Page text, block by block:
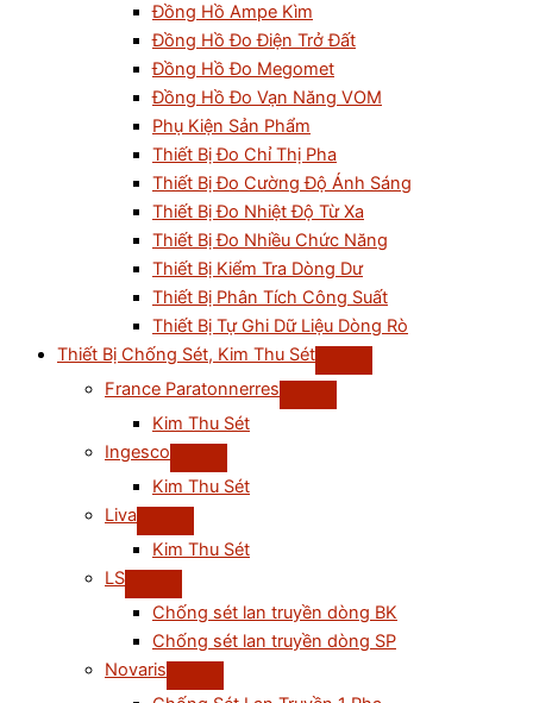
Đồng Hồ Ampe Kìm
Đồng Hồ Đo Điện Trở Đất
Đồng Hồ Đo Megomet
Đồng Hồ Đo Vạn Năng VOM
Phụ Kiện Sản Phẩm
Thiết Bị Đo Chỉ Thị Pha
Thiết Bị Đo Cường Độ Ánh Sáng
Thiết Bị Đo Nhiệt Độ Từ Xa
Thiết Bị Đo Nhiều Chức Năng
Thiết Bị Kiểm Tra Dòng Dư
Thiết Bị Phân Tích Công Suất
Thiết Bị Tự Ghi Dữ Liệu Dòng Rò
Thiết Bị Chống Sét, Kim Thu Sét
France Paratonnerres
Kim Thu Sét
Ingesco
Kim Thu Sét
Liva
Kim Thu Sét
LS
Chống sét lan truyền dòng BK
Chống sét lan truyền dòng SP
Novaris